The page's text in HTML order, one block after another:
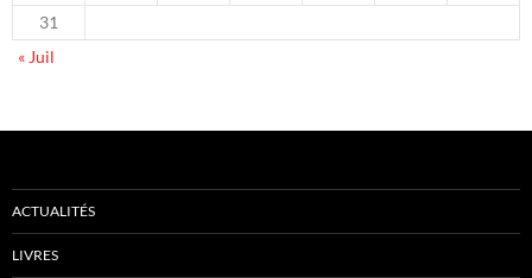
31
« Juil
ACTUALITÉS
LIVRES